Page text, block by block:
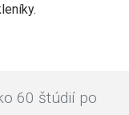
60 štúdií po